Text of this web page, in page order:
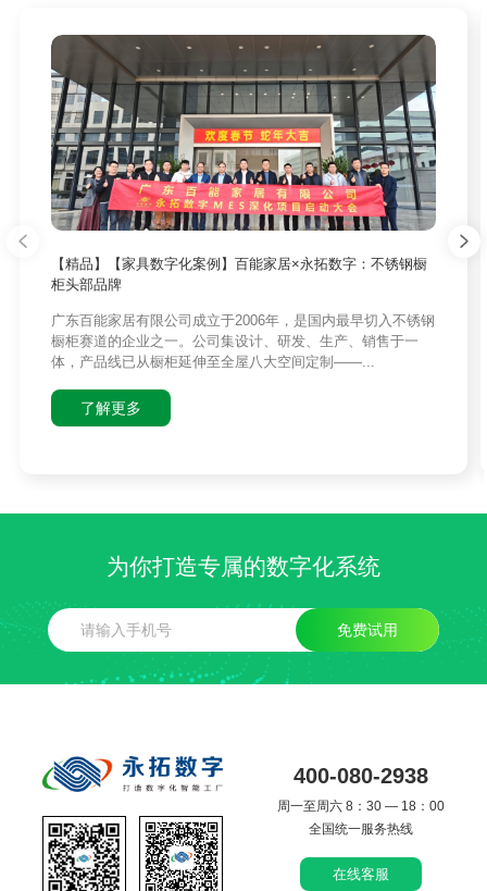
【精品】【家具数字化案例】百能家居×永拓数字：不锈钢橱
柜头部品牌
广东百能家居有限公司成立于2006年，是国内最早切入不锈钢
橱柜赛道的企业之一。公司集设计、研发、生产、销售于一
体，产品线已从橱柜延伸至全屋八大空间定制——...
了解更多
为你打造专属的数字化系统
免费试用
400-080-2938
周一至周六 8：30 — 18：00
全国统一服务热线
在线客服